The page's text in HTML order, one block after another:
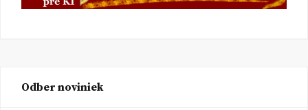
Odber noviniek